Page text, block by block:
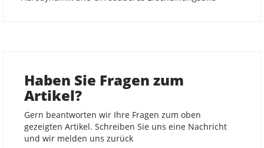
Haben Sie Fragen zum
Artikel?
Gern beantworten wir Ihre Fragen zum oben
gezeigten Artikel. Schreiben Sie uns eine Nachricht
und wir melden uns zurück